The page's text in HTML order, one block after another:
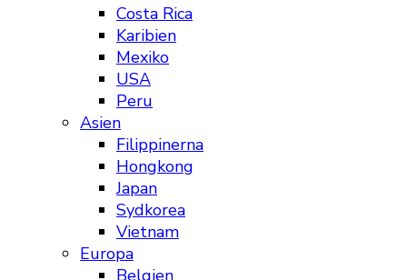
Costa Rica
Karibien
Mexiko
USA
Peru
Asien
Filippinerna
Hongkong
Japan
Sydkorea
Vietnam
Europa
Belgien